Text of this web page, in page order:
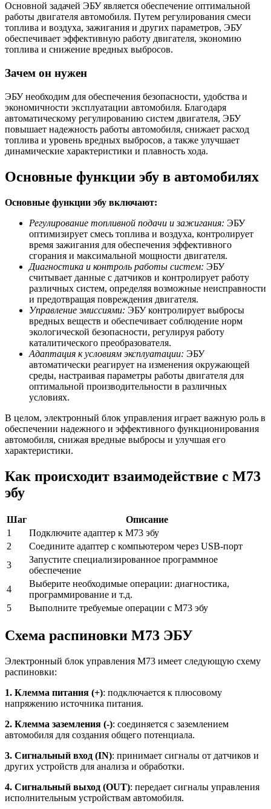
Основной задачей ЭБУ является обеспечение оптимальной
работы двигателя автомобиля. Путем регулирования смеси
топлива и воздуха, зажигания и других параметров, ЭБУ
обеспечивает эффективную работу двигателя, экономию
топлива и снижение вредных выбросов.
Зачем он нужен
ЭБУ необходим для обеспечения безопасности, удобства и
экономичности эксплуатации автомобиля. Благодаря
автоматическому регулированию систем двигателя, ЭБУ
повышает надежность работы автомобиля, снижает расход
топлива и уровень вредных выбросов, а также улучшает
динамические характеристики и плавность хода.
Основные функции эбу в автомобилях
Основные функции эбу включают:
Регулирование топливной подачи и зажигания: ЭБУ
оптимизирует смесь топлива и воздуха, контролирует
время зажигания для обеспечения эффективного
сгорания и максимальной мощности двигателя.
Диагностика и контроль работы систем: ЭБУ
считывает данные с датчиков и контролирует работу
различных систем, определяя возможные неисправности
и предотвращая повреждения двигателя.
Управление эмиссиями: ЭБУ контролирует выбросы
вредных веществ и обеспечивает соблюдение норм
экологической безопасности, регулируя работу
каталитического преобразователя.
Адаптация к условиям эксплуатации: ЭБУ
автоматически реагирует на изменения окружающей
среды, настраивая параметры работы двигателя для
оптимальной производительности в различных
условиях.
В целом, электронный блок управления играет важную роль в
обеспечении надежного и эффективного функционирования
автомобиля, снижая вредные выбросы и улучшая его
характеристики.
Как происходит взаимодействие с М73
эбу
Шаг
Описание
1
Подключите адаптер к М73 эбу
2
Соедините адаптер с компьютером через USB-порт
3
Запустите специализированное программное
обеспечение
4
Выберите необходимые операции: диагностика,
программирование и т.д.
5
Выполните требуемые операции с М73 эбу
Схема распиновки М73 ЭБУ
Электронный блок управления М73 имеет следующую схему
распиновки:
1. Клемма питания (+): подключается к плюсовому
напряжению источника питания.
2. Клемма заземления (-): соединяется с заземлением
автомобиля для создания общего потенциала.
3. Сигнальный вход (IN): принимает сигналы от датчиков и
других устройств для анализа и обработки.
4. Сигнальный выход (OUT): передает сигналы управления
исполнительным устройствам автомобиля.